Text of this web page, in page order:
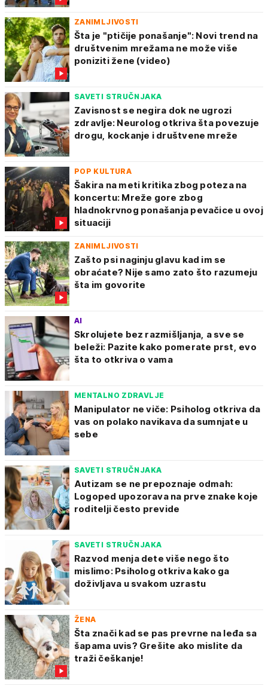
ZANIMLJIVOSTI
Šta je "ptičije ponašanje": Novi trend na
društvenim mrežama ne može više
poniziti žene (video)
SAVETI STRUČNJAKA
Zavisnost se negira dok ne ugrozi
zdravlje: Neurolog otkriva šta povezuje
drogu, kockanje i društvene mreže
POP KULTURA
Šakira na meti kritika zbog poteza na
koncertu: Mreže gore zbog
hladnokrvnog ponašanja pevačice u ovoj
situaciji
ZANIMLJIVOSTI
Zašto psi naginju glavu kad im se
obraćate? Nije samo zato što razumeju
šta im govorite
AI
Skrolujete bez razmišljanja, a sve se
beleži: Pazite kako pomerate prst, evo
šta to otkriva o vama
MENTALNO ZDRAVLJE
Manipulator ne viče: Psiholog otkriva da
vas on polako navikava da sumnjate u
sebe
SAVETI STRUČNJAKA
Autizam se ne prepoznaje odmah:
Logoped upozorava na prve znake koje
roditelji često previde
SAVETI STRUČNJAKA
Razvod menja dete više nego što
mislimo: Psiholog otkriva kako ga
doživljava u svakom uzrastu
ŽENA
Šta znači kad se pas prevrne na leđa sa
šapama uvis? Grešite ako mislite da
traži češkanje!